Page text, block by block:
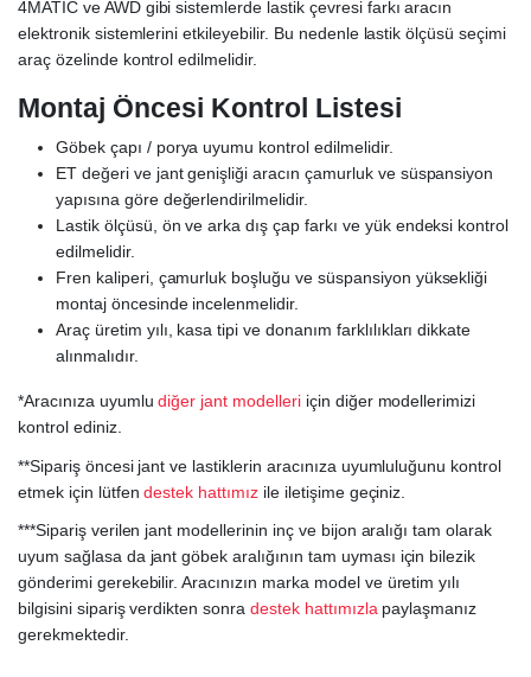
4MATIC ve AWD gibi sistemlerde lastik çevresi farkı aracın
elektronik sistemlerini etkileyebilir. Bu nedenle lastik ölçüsü seçimi
araç özelinde kontrol edilmelidir.
Montaj Öncesi Kontrol Listesi
Göbek çapı / porya uyumu kontrol edilmelidir.
ET değeri ve jant genişliği aracın çamurluk ve süspansiyon
yapısına göre değerlendirilmelidir.
Lastik ölçüsü, ön ve arka dış çap farkı ve yük endeksi kontrol
edilmelidir.
Fren kaliperi, çamurluk boşluğu ve süspansiyon yüksekliği
montaj öncesinde incelenmelidir.
Araç üretim yılı, kasa tipi ve donanım farklılıkları dikkate
alınmalıdır.
*Aracınıza uyumludiğer jant modelleriiçin diğer modellerimizi
kontrol ediniz.
**Sipariş öncesi jant ve lastiklerin aracınıza uyumluluğunu kontrol
etmek için lütfendestek hattımız ile iletişime geçiniz.
***Sipariş verilen jant modellerinin inç ve bijon aralığı tam olarak
uyum sağlasa da jant göbek aralığının tam uyması için bilezik
gönderimi gerekebilir. Aracınızın marka model ve üretim yılı
bilgisini sipariş verdikten sonra destek hattımızlapaylaşmanız
gerekmektedir.